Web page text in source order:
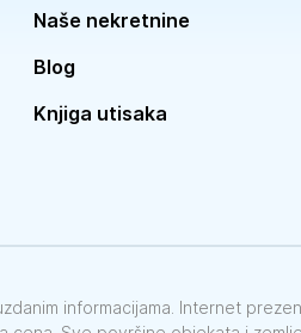
Naše nekretnine
Blog
Knjiga utisaka
informacijama. Internet